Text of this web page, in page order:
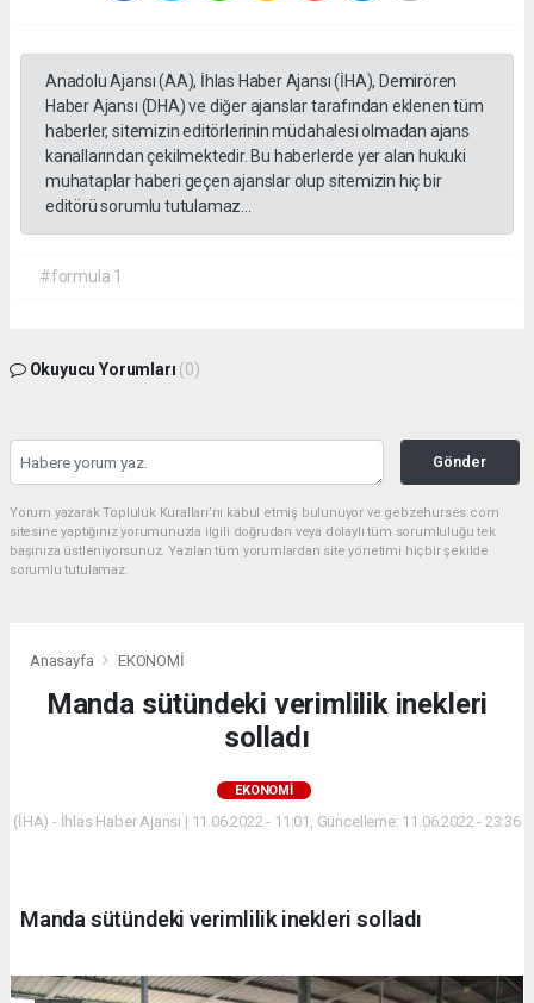
Anadolu Ajansı (AA), İhlas Haber Ajansı (İHA), Demirören
Haber Ajansı (DHA) ve diğer ajanslar tarafından eklenen tüm
haberler, sitemizin editörlerinin müdahalesi olmadan ajans
kanallarından çekilmektedir. Bu haberlerde yer alan hukuki
muhataplar haberi geçen ajanslar olup sitemizin hiç bir
editörü sorumlu tutulamaz...
#formula 1
Okuyucu Yorumları (0)
Gönder
Yorum yazarak Topluluk Kuralları’nı kabul etmiş bulunuyor ve gebzehurses.com
sitesine yaptığınız yorumunuzla ilgili doğrudan veya dolaylı tüm sorumluluğu tek
başınıza üstleniyorsunuz. Yazılan tüm yorumlardan site yönetimi hiçbir şekilde
sorumlu tutulamaz.
Anasayfa EKONOMİ
Manda sütündeki verimlilik inekleri
solladı
EKONOMİ
(İHA) - İhlas Haber Ajansı | 11.06.2022 - 11:01, Güncelleme: 11.06.2022 - 23:36
Manda sütündeki verimlilik inekleri solladı